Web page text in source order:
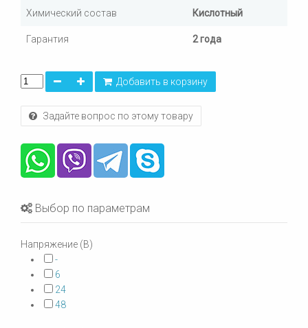
Химический состав Кислотный
Гарантия 2 года
Добавить в корзину
Задайте вопрос по этому товару
Выбор по параметрам
Напряжение (В)
-
6
24
48